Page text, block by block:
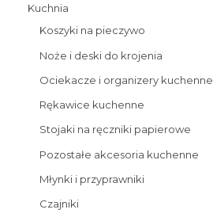
Kuchnia
Koszyki na pieczywo
Noże i deski do krojenia
Ociekacze i organizery kuchenne
Rękawice kuchenne
Stojaki na ręczniki papierowe
Pozostałe akcesoria kuchenne
Młynki i przyprawniki
Czajniki